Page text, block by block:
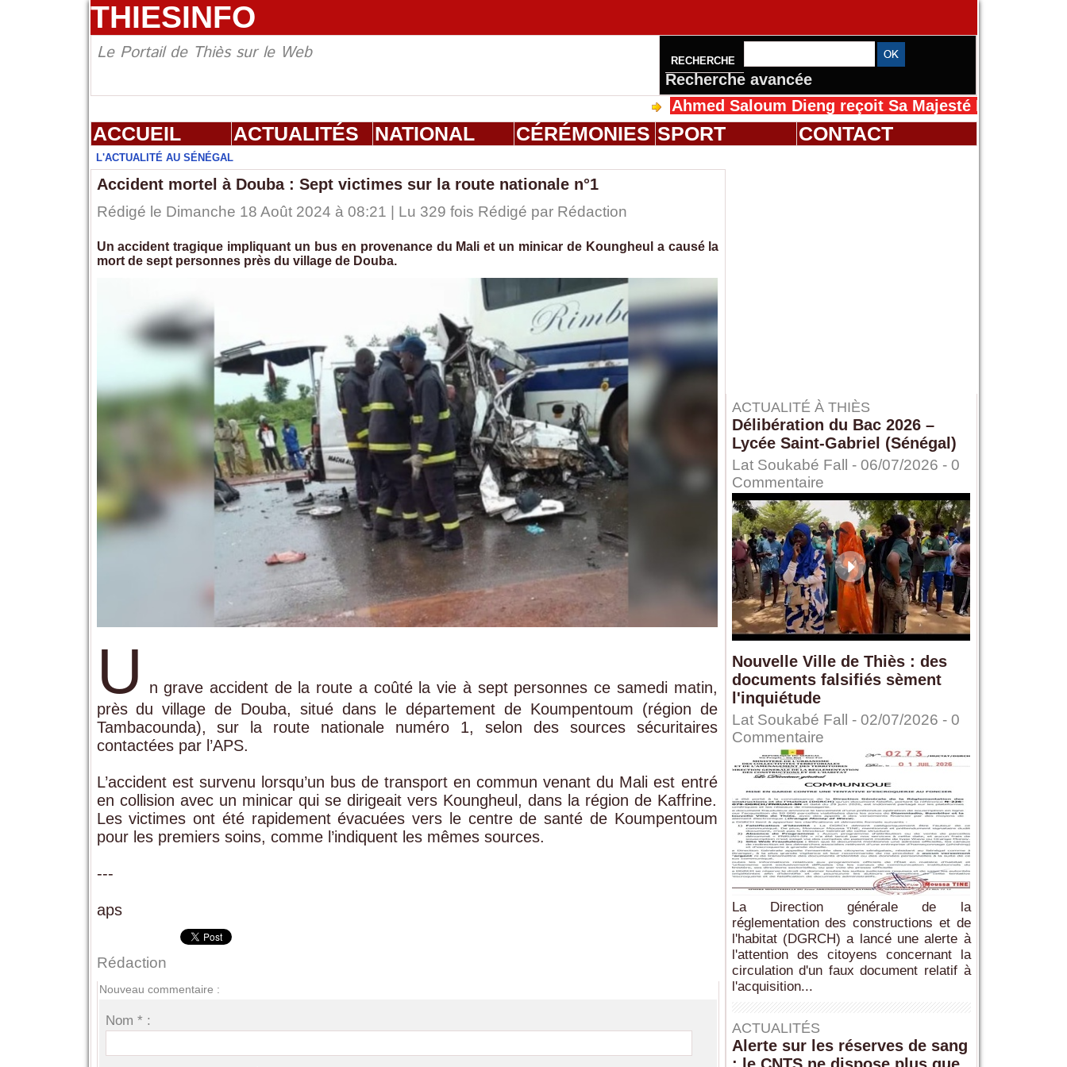
THIESINFO
Le Portail de Thiès sur le Web RECHERCHE
Recherche avancée
Ahmed Saloum Dieng reçoit Sa Majesté Mansah Cissé au
ACCUEIL ACTUALITÉS NATIONAL CÉRÉMONIES SPORT CONTACT
L'ACTUALITÉ AU SÉNÉGAL
Accident mortel à Douba : Sept victimes sur la route nationale n°1
Rédigé le Dimanche 18 Août 2024 à 08:21 | Lu 329 fois Rédigé par Rédaction
Un accident tragique impliquant un bus en provenance du Mali et un minicar de Koungheul a causé la
mort de sept personnes près du village de Douba.
U
n grave accident de la route a coûté la vie à sept personnes ce samedi matin,
près du village de Douba, situé dans le département de Koumpentoum (région de
Tambacounda), sur la route nationale numéro 1, selon des sources sécuritaires
contactées par l’APS.
L’accident est survenu lorsqu’un bus de transport en commun venant du Mali est entré
en collision avec un minicar qui se dirigeait vers Koungheul, dans la région de Kaffrine.
Les victimes ont été rapidement évacuées vers le centre de santé de Koumpentoum
pour les premiers soins, comme l’indiquent les mêmes sources.
---
aps
Rédaction
Nouveau commentaire :
Nom * :
ACTUALITÉ À THIÈS
Délibération du Bac 2026 –
Lycée Saint-Gabriel (Sénégal)
Lat Soukabé Fall - 06/07/2026 - 0
Commentaire
Nouvelle Ville de Thiès : des
documents falsifiés sèment
l'inquiétude
Lat Soukabé Fall - 02/07/2026 - 0
Commentaire
La Direction générale de la
réglementation des constructions et de
l'habitat (DGRCH) a lancé une alerte à
l'attention des citoyens concernant la
circulation d'un faux document relatif à
l'acquisition...
ACTUALITÉS
Alerte sur les réserves de sang